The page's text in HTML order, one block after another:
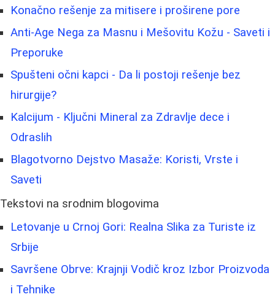
Konačno rešenje za mitisere i proširene pore
Anti-Age Nega za Masnu i Mešovitu Kožu - Saveti i
Preporuke
Spušteni očni kapci - Da li postoji rešenje bez
hirurgije?
Kalcijum - Ključni Mineral za Zdravlje dece i
Odraslih
Blagotvorno Dejstvo Masaže: Koristi, Vrste i
Saveti
Tekstovi na srodnim blogovima
Letovanje u Crnoj Gori: Realna Slika za Turiste iz
Srbije
Savršene Obrve: Krajnji Vodič kroz Izbor Proizvoda
i Tehnike